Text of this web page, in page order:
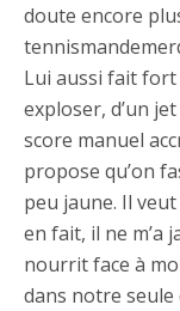
doute encore
Lui aussi fait
exploser, d’un
score manuel
propose qu’on
peu jaune. Il
en fait, il ne m’a
nourrit face à
dans notre